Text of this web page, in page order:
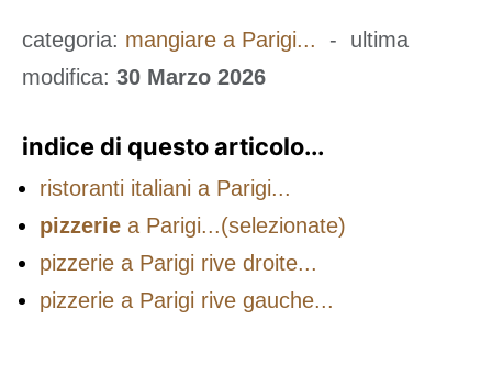
categoria: mangiare a Parigi... - ultima
modifica: 30 Marzo 2026
indice di questo articolo...
ristoranti italiani a Parigi...
pizzerie a Parigi...(selezionate)
pizzerie a Parigi rive droite...
pizzerie a Parigi rive gauche...